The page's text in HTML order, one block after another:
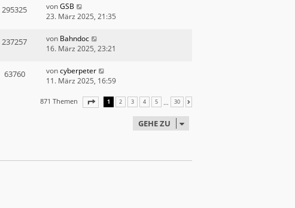
295325 vonGSB
23. März 2025, 21:35
237257 von Bahndoc
16. März 2025, 23:21
63760 voncyberpeter
11. März 2025, 16:59
871 Themen SEITE VON 30
1 2 3 4 5 … 30
GEHE ZU